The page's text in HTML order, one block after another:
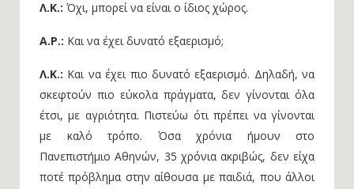
Λ.Κ.: Όχι, μπορεί να είναι ο ίδιος χώρος.
Α.Ρ.: Και να έχει δυνατό εξαερισμό;
Λ.Κ.: Και να έχει πιο δυνατό εξαερισμό. Δηλαδή, να
σκεφτούν πιο εύκολα πράγματα, δεν γίνονται όλα
έτσι, με αγριότητα. Πιστεύω ότι πρέπει να γίνονται
με καλό τρόπο. Όσα χρόνια ήμουν στο
Πανεπιστήμιο Αθηνών, 35 χρόνια ακριβώς, δεν είχα
ποτέ πρόβλημα στην αίθουσα με παιδιά, που άλλοι